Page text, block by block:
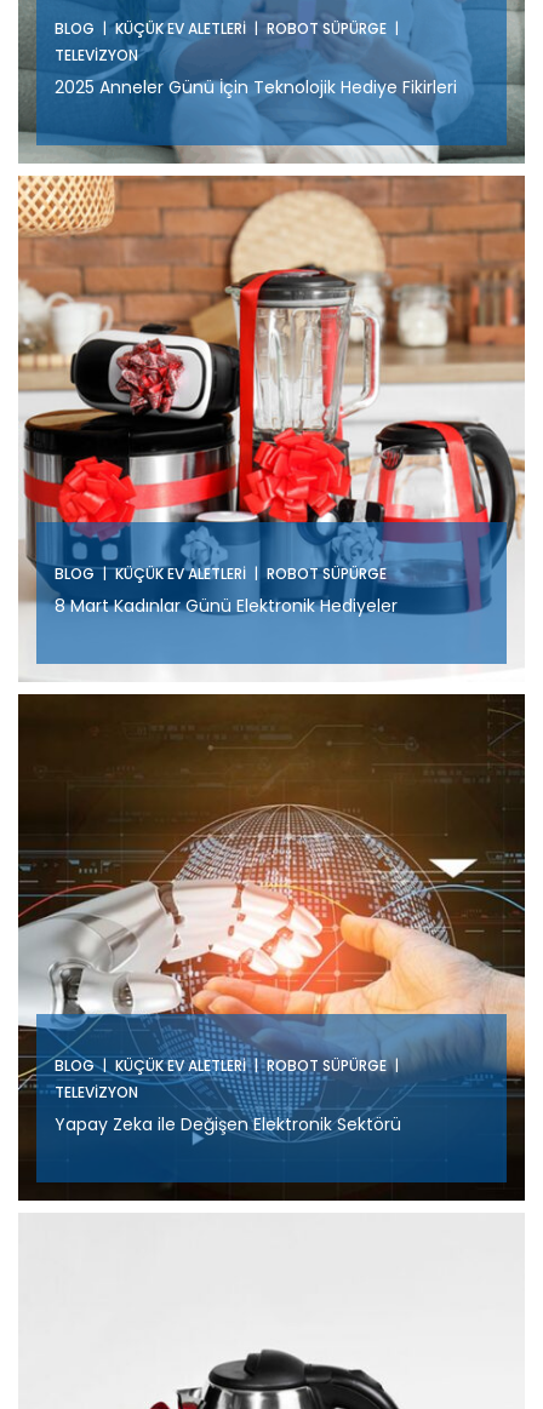
BLOG | KÜÇÜK EV ALETLERI | ROBOT SÜPÜRGE |
TELEVIZYON
2025 Anneler Günü İçin Teknolojik Hediye Fikirleri
BLOG | KÜÇÜK EV ALETLERI | ROBOT SÜPÜRGE
8 Mart Kadınlar Günü Elektronik Hediyeler
BLOG | KÜÇÜK EV ALETLERI | ROBOT SÜPÜRGE |
TELEVIZYON
Yapay Zeka ile Değişen Elektronik Sektörü